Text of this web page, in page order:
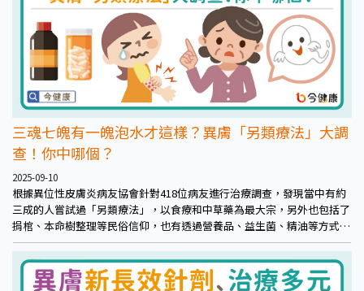
三魂七魄有一魄泡水才這樣？異膚「另類療法」大調
查！你中哪個？
2025-09-10
根據異位性皮膚炎病友協會針對418位病友進行治療調查，發現當中有約
三成的人嘗試過「另類療法」，以食療和中草藥為最大宗，另外也包括了
捐棺、本命樹整理等民俗信仰，也有透過營養品、益生菌、精油等方式試
圖改善。不過據調查，這些嘗試另類療法的病患，約有九成認為「無
效」，並且不推薦給其他人。